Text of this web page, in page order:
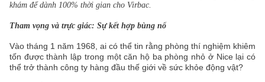
khám để dành 100% thời gian cho Virbac.
Tham vọng và trực giác: Sự kết hợp bùng nổ
Vào tháng 1 năm 1968, ai có thể tin rằng phòng thí nghiệm khiêm
tốn được thành lập trong một căn hộ ba phòng nhỏ ở Nice lại có
thể trở thành công ty hàng đầu thế giới về sức khỏe động vật?